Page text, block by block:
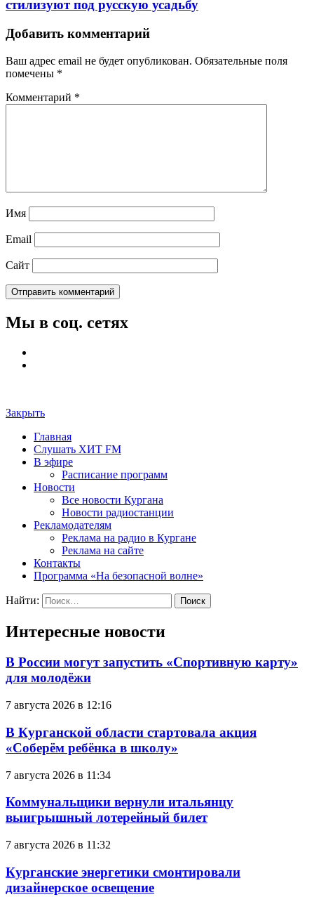
стилизуют под русскую усадьбу
Добавить комментарий
Ваш адрес email не будет опубликован. Обязательные поля
помечены *
Комментарий *
Имя
Email
Сайт
Мы в соц. сетях
Закрыть
Главная
Слушать ХИТ FM
В эфире
Расписание программ
Новости
Все новости Кургана
Новости радиостанции
Рекламодателям
Реклама на радио в Кургане
Реклама на сайте
Контакты
Программа «На безопасной волне»
Найти:
Интересные новости
В России могут запустить «Спортивную карту»
для молодёжи
7 августа 2026 в 12:16
В Курганской области стартовала акция
«Соберём ребёнка в школу»
7 августа 2026 в 11:34
Коммунальщики вернули итальянцу
выигрышный лотерейный билет
7 августа 2026 в 11:32
Курганские энергетики смонтировали
дизайнерское освещение